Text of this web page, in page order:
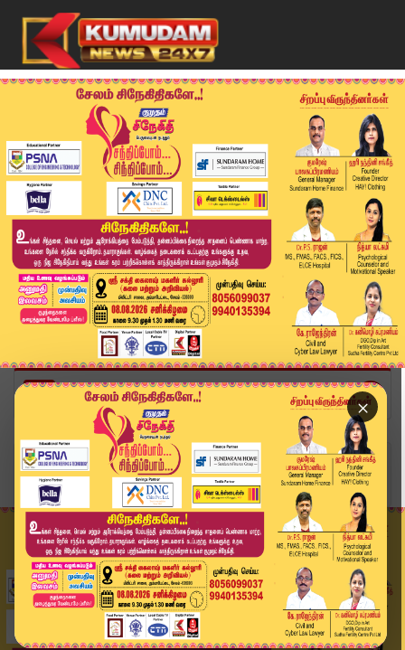
×
Home
தமிழ்நாடு
கரூர் பெருந்துயரம்: அவதூறுகளையும் - வதந்திகளையு...